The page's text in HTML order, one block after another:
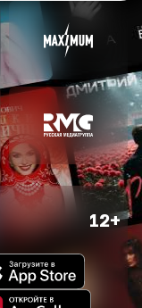
12+